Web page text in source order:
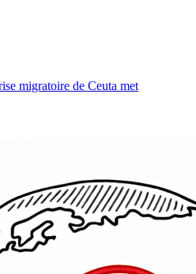
migratoire de Ceuta met